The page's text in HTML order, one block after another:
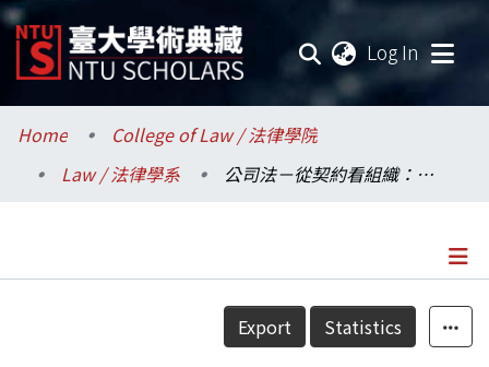
Log In
Communities & Collections
Research Outputs
Home
College of Law / 法律學院
Law / 法律學系
公司法－從契約看組織：第一講－公司的設立與共同行為、契約行為(上)
Details
Export Statistics